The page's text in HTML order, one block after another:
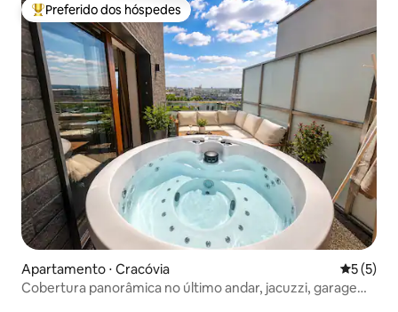
Entre os melhores preferidos dos hóspedes
Preferido dos hóspedes
Apartamento ⋅ Cracóvia 5 de
5 (5)
Cobertura panorâmica no último andar, jacuzzi, garagem,